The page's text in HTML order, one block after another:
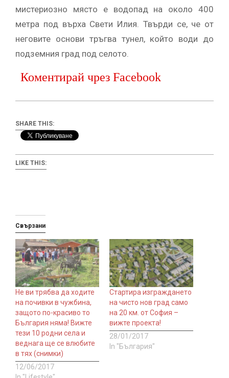
мистериозно място е водопад на около 400
метра под върха Свети Илия. Твърди се, че от
неговите основи тръгва тунел, който води до
подземния град под селото.
Коментирай чрез Facebook
SHARE THIS:
LIKE THIS:
Свързани
Не ви трябва да ходите
на почивки в чужбина,
защото по-красиво то
България няма! Вижте
тези 10 родни села и
веднага ще се влюбите
в тях (снимки)
12/06/2017
Стартира изграждането
на чисто нов град само
на 20 км. от София –
вижте проекта!
28/01/2017
In "България"